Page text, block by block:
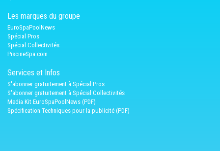
Les marques du groupe
EuroSpaPoolNews
Spécial Pros
Spécial Collectivités
PiscineSpa.com
Services et Infos
S'abonner gratuitement à Spécial Pros
S'abonner gratuitement à Spécial Collectivités
Media Kit EuroSpaPoolNews (PDF)
Spécification Techniques pour la publicité (PDF)